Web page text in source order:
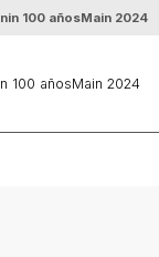
100 añosMain 2024
100 añosMain 2024